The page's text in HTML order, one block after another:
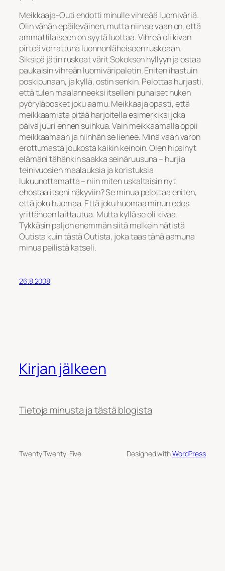
Meikkaaja-Outi ehdotti minulle vihreää luomiväriä.
Olin vähän epäileväinen, mutta niin se vaan on, että
ammattilaiseen on syytä luottaa. Vihreä oli kivan
pirteä verrattuna luonnonläheiseen ruskeaan.
Siksipä jätin ruskeat värit Sokoksen hyllyyn ja ostaa
paukaisin vihreän luomiväripaletin. Eniten ihastuin
poskipunaan, ja kyllä, ostin senkin. Pelottaa hurjasti,
että tulen maalanneeksi itselleni punaiset nuken
pyöryläposket joku aamu. Meikkaaja opasti, että
meikkaamista pitää harjoitella esimerkiksi joka
päivä juuri ennen suihkua. Vain meikkaamalla oppii
meikkaamaan ja niinhän se lienee. Minä vaan varon
erottumasta joukosta kaikin keinoin. Olen hipsinyt
elämäni tähänkin saakka seinäruusuna – hurjia
teinivuosien maalauksia ja koristuksia
lukuunottamatta – niin miten uskaltaisin nyt
ehostaa itseni näkyviin? Se minua pelottaa eniten,
että joku huomaa. Että joku huomaa minun edes
yrittäneen laittautua. Mutta kyllä se oli kivaa.
Tykkäsin paljon enemmän siitä melkein nätistä
Outista kuin tästä Outista, joka taas tänä aamuna
minua peilistä katseli.
26.8.2008
Kirjan jälkeen
Tietoja minusta ja tästä blogista
Twenty Twenty-Five Designed withWordPress